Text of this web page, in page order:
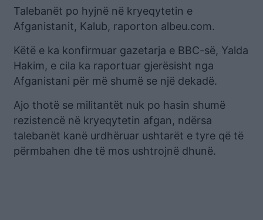
Talebanët po hyjnë në kryeqytetin e
Afganistanit, Kalub, raporton albeu.com.
Këtë e ka konfirmuar gazetarja e BBC-së, Yalda
Hakim, e cila ka raportuar gjerësisht nga
Afganistani për më shumë se një dekadë.
Ajo thotë se militantët nuk po hasin shumë
rezistencë në kryeqytetin afgan, ndërsa
talebanët kanë urdhëruar ushtarët e tyre që të
përmbahen dhe të mos ushtrojnë dhunë.